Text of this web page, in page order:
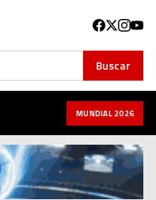
Buscar
MUNDIAL 2026